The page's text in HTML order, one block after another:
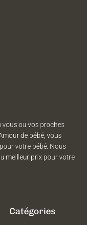
vous ou vos proches
de bébé, vous
votre bébé. Nous
meilleur prix pour votre
Catégories